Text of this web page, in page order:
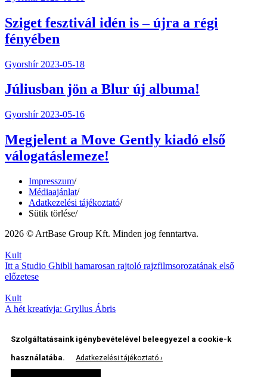
Sziget fesztivál idén is – újra a régi
fényében
Gyorshír 2023-05-18
Júliusban jön a Blur új albuma!
Gyorshír 2023-05-16
Megjelent a Move Gently kiadó első
válogatáslemeze!
Impresszum/
Médiaajánlat/
Adatkezelési tájékoztató/
Sütik törlése/
2026 © ArtBase Group Kft. Minden jog fenntartva.
Kult
Itt a Studio Ghibli hamarosan rajtoló rajzfilmsorozatának első
előzetese
Kult
A hét kreatívja: Gryllus Ábris
Szolgáltatásaink igénybevételével beleegyezel a cookie-k
használatába. Adatkezelési tájékoztató